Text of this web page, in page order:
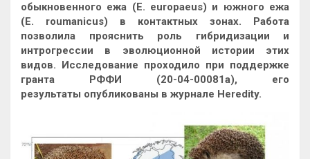
обыкновенного ежа (E. europaeus) и южного ежа
(E. roumanicus) в контактных зонах. Работа
позволила прояснить роль гибридизации и
интрогрессии в эволюционной истории этих
видов. Исследование проходило при поддержке
гранта РФФИ (20-04-00081a), его
результаты опубликованы в журнале Heredity.